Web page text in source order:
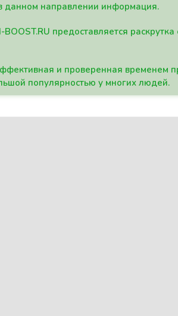
данном направлении информация.
BOOST.RU предоставляется
и проверенная временем
популярностью у многих людей.